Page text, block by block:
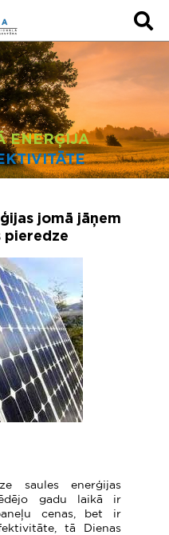
ENERĢIJA
jomā jāņem
pieredze
saules enerģijas
gadu laikā ir
cenas, bet ir
tā Dienas